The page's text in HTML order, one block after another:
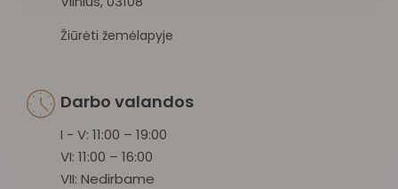
Žiūrėti žemėlapyje
Darbo valandos
I - V: 11:00 – 19:00
VI: 11:00 – 16:00
VII: Nedirbame